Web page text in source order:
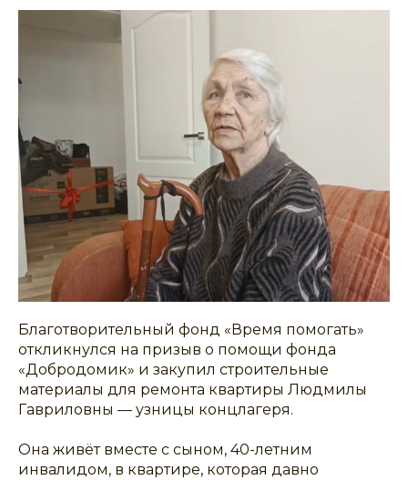
Благотворительный фонд «Время помогать»
откликнулся на призыв о помощи фонда
«Добродомик» и закупил строительные
материалы для ремонта квартиры Людмилы
Гавриловны — узницы концлагеря.
Она живёт вместе с сыном, 40-летним
инвалидом, в квартире, которая давно